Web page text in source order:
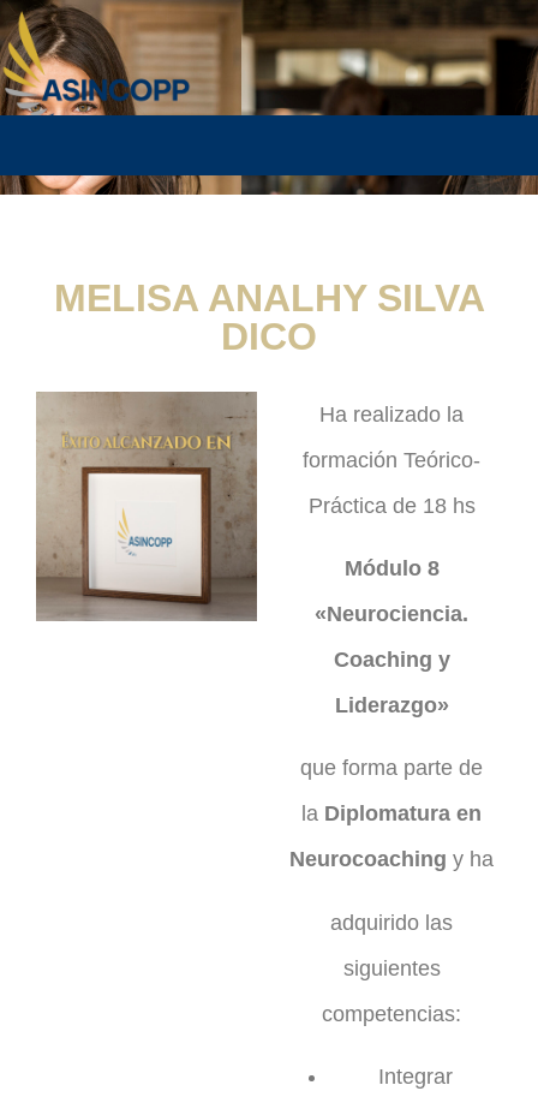
MELISA ANALHY SILVA
DICO
Ha realizado la
formación Teórico-
Práctica de 18 hs
Módulo 8
«Neurociencia.
Coaching y
Liderazgo»
que forma parte de
la Diplomatura en
Neurocoaching y ha
adquirido las
siguientes
competencias:
Integrar